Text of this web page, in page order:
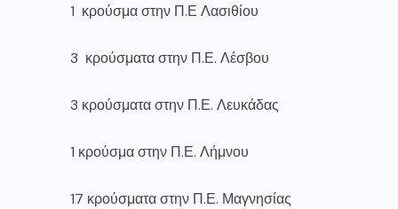
1 κρούσμα στην Π.Ε Λασιθίου
3 κρούσματα στην Π.Ε. Λέσβου
3 κρούσματα στην Π.Ε. Λευκάδας
1 κρούσμα στην Π.Ε. Λήμνου
17 κρούσματα στην Π.Ε. Μαγνησίας